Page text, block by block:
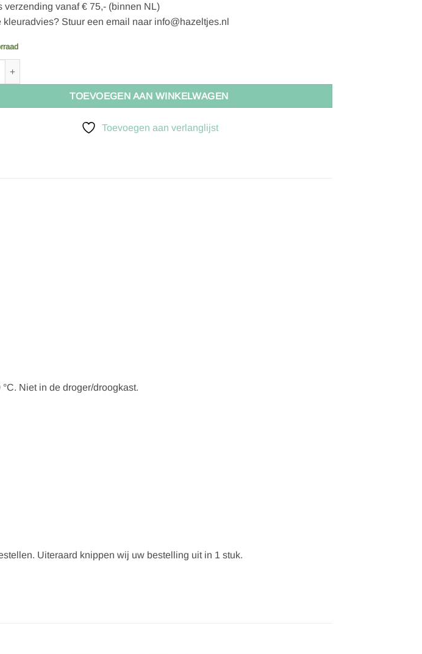
verzending vanaf € 75,- (binnen NL)
kleuradvies? Stuur een email naar info@hazeltjes.nl
Bio-Jacquard Rippenmuster gletscher (GOTS) aantal
TOEVOEGEN AAN WINKELWAGEN
Toevoegen aan verlanglijst
Niet in de droger/droogkast.
Uiteraard knippen wij uw bestelling uit in 1 stuk.